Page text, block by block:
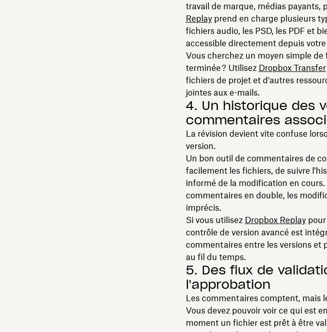
travail de marque, médias payants,
Replayprend en charge plusieurs
fichiers audio, les PSD, les PDF et
accessible directement depuis votre
Vous cherchez un moyen simple
terminée ? Utilisez Dropbox Transfer
fichiers de projet et d'autres
jointes aux e-mails.
4. Un historique des
commentaires
La révision devient vite confuse
version.
Un bon outil de commentaires de
facilement les fichiers, de suivre
informé de la modification en
commentaires en double, les
imprécis.
Si vous utilisez Dropbox Replaypour
contrôle de version avancé est
commentaires entre les versions et
au fil du temps.
5. Des flux de
l'approbation
Les commentaires comptent, mais
Vous devez pouvoir voir ce qui est
moment un fichier est prêt à être